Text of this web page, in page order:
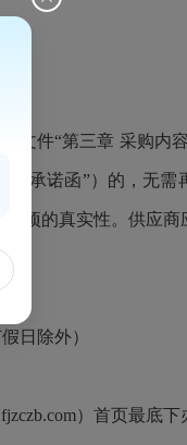
文件“第三章 采购内
承诺函”）的，无
项的真实性。供应
日除外）
）首页最底